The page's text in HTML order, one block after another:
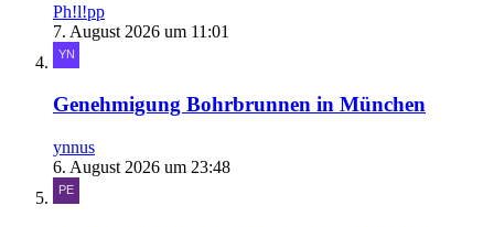
Ph!l!pp
7. August 2026 um 11:01
Genehmigung Bohrbrunnen in München
ynnus
6. August 2026 um 23:48